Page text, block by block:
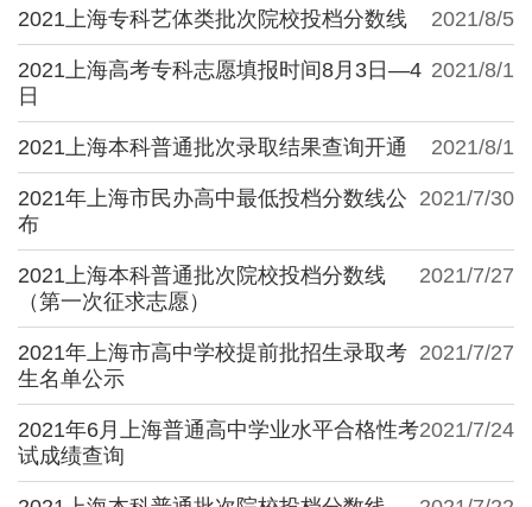
2021/8/5
2021上海专科艺体类批次院校投档分数线
2021/8/1
2021上海高考专科志愿填报时间8月3日—4
日
2021/8/1
2021上海本科普通批次录取结果查询开通
2021/7/30
2021年上海市民办高中最低投档分数线公
布
2021/7/27
2021上海本科普通批次院校投档分数线
（第一次征求志愿）
2021/7/27
2021年上海市高中学校提前批招生录取考
生名单公示
2021/7/24
2021年6月上海普通高中学业水平合格性考
试成绩查询